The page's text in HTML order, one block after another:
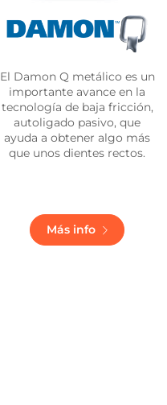
El Damon Q metálico es un
importante avance en la
tecnología de baja fricción,
autoligado pasivo, que
ayuda a obtener algo más
que unos dientes rectos.
Más info